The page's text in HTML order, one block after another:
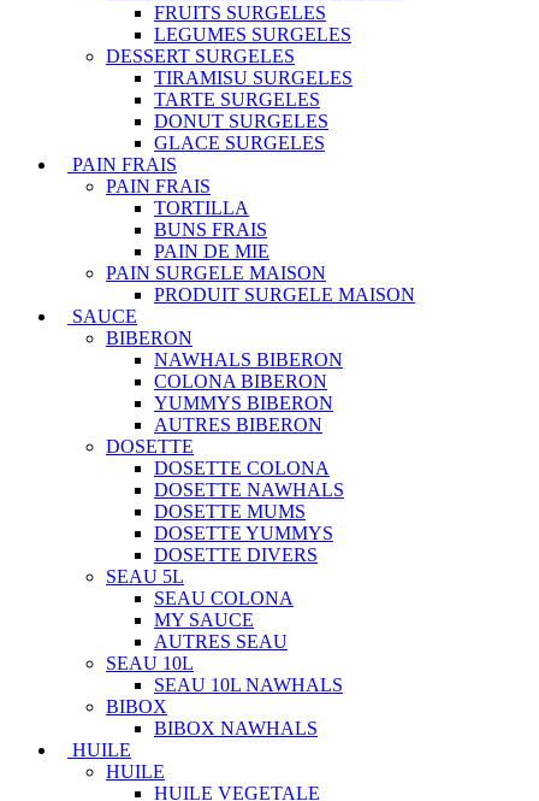
FRUITS SURGELES
LEGUMES SURGELES
DESSERT SURGELES
TIRAMISU SURGELES
TARTE SURGELES
DONUT SURGELES
GLACE SURGELES
PAIN FRAIS
PAIN FRAIS
TORTILLA
BUNS FRAIS
PAIN DE MIE
PAIN SURGELE MAISON
PRODUIT SURGELE MAISON
SAUCE
BIBERON
NAWHALS BIBERON
COLONA BIBERON
YUMMYS BIBERON
AUTRES BIBERON
DOSETTE
DOSETTE COLONA
DOSETTE NAWHALS
DOSETTE MUMS
DOSETTE YUMMYS
DOSETTE DIVERS
SEAU 5L
SEAU COLONA
MY SAUCE
AUTRES SEAU
SEAU 10L
SEAU 10L NAWHALS
BIBOX
BIBOX NAWHALS
HUILE
HUILE
HUILE VEGETALE